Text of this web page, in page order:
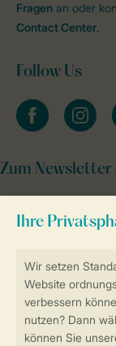
Sicher und
Fragen an oder
Contact Center.
Follow Us
facebook
Zum Newsletter